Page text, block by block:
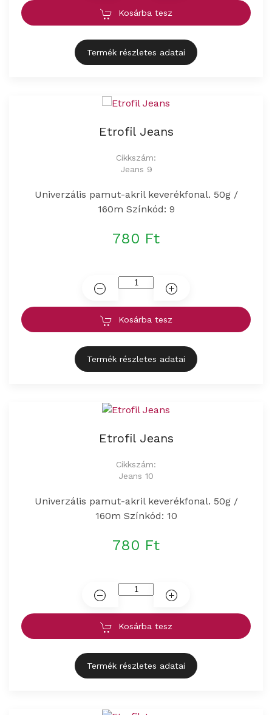
Kosárba tesz
Termék részletes adatai
Etrofil Jeans
Cikkszám:
Jeans 9
Univerzális pamut-akril keverékfonal. 50g /
160m Színkód: 9
780 Ft
Kosárba tesz
Termék részletes adatai
Etrofil Jeans
Cikkszám:
Jeans 10
Univerzális pamut-akril keverékfonal. 50g /
160m Színkód: 10
780 Ft
Kosárba tesz
Termék részletes adatai